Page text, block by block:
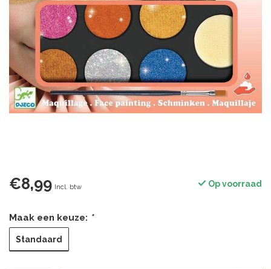
€8,99 Incl. btw Op voorraad
Maak een keuze: *
Standaard